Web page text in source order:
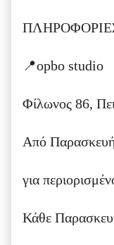
📍opbo studio
Φίλωνος 86,
Από
για
Κάθε